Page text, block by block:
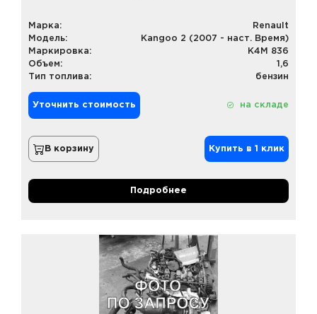
Марка:
Renault
Модель:
Kangoo 2 (2007 - наст. Время)
Маркировка:
K4M 836
Объем:
1,6
Тип топлива:
бензин
Уточнить стоимость на складе
В корзину Купить в 1 клик
Подробнее